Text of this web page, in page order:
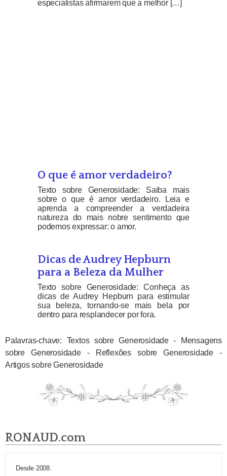
especialistas afirmarem que a melhor […]
O que é amor verdadeiro?
Texto sobre Generosidade: Saiba mais
sobre o que é amor verdadeiro. Leia e
aprenda a compreender a verdadeira
natureza do mais nobre sentimento que
podemos expressar: o amor.
Dicas de Audrey Hepburn
para a Beleza da Mulher
Texto sobre Generosidade: Conheça as
dicas de Audrey Hepburn para estimular
sua beleza, tornando-se mais bela por
dentro para resplandecer por fora.
Palavras-chave: Textos sobre Generosidade - Mensagens
sobre Generosidade - Reflexões sobre Generosidade -
Artigos sobre Generosidade
RONAUD.com
Desde 2008.